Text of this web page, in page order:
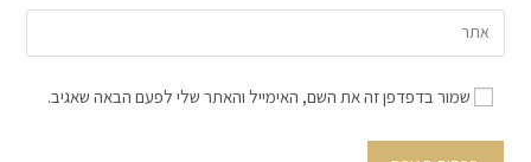
שמור בדפדפן זה את השם, האימייל והאתר שלי לפעם הבאה שאגיב.